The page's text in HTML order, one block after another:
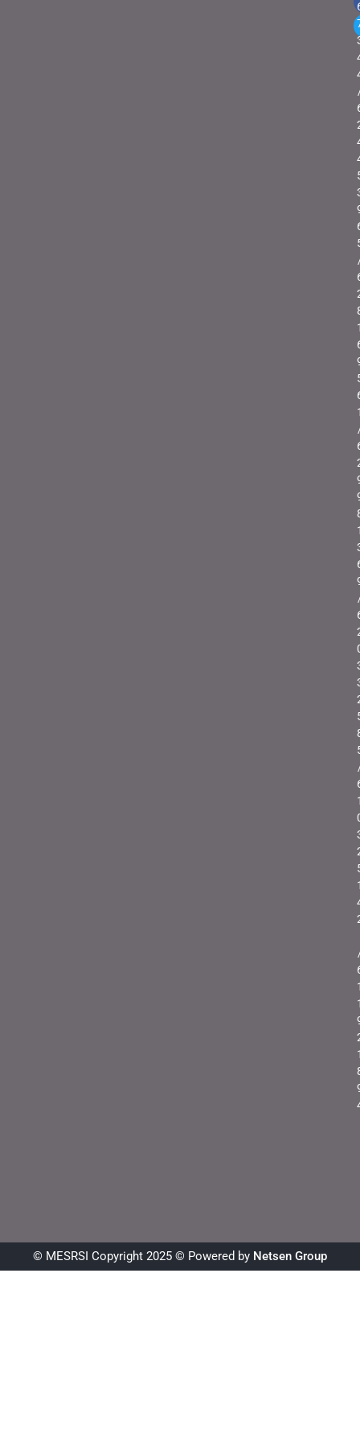
© MESRSI Copyright 2025 © Powered by Netsen Group